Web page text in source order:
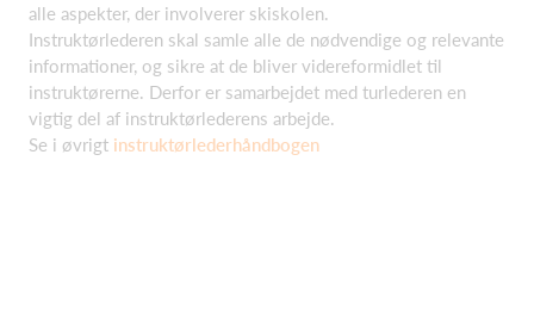
alle aspekter, der involverer skiskolen.
Instruktørlederen skal samle alle de nødvendige og relevante
informationer, og sikre at de bliver videreformidlet til
instruktørerne. Derfor er samarbejdet med turlederen en
vigtig del af instruktørlederens arbejde.
Se i øvrigt instruktørlederhåndbogen